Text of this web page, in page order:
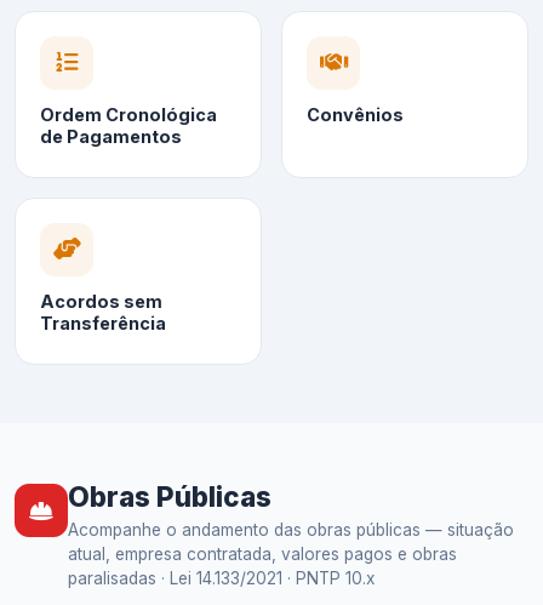
Ordem Cronológica
de Pagamentos
Convênios
Acordos sem
Transferência
Obras Públicas
Acompanhe o andamento das obras públicas — situação
atual, empresa contratada, valores pagos e obras
paralisadas · Lei 14.133/2021 · PNTP 10.x